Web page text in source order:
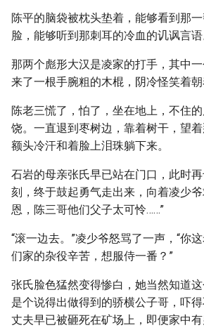
陈平的脑袋被枕头垫着，能够看到那
脸，能够听到那刺耳的冷血的讥讽言语
那两个彪形大汉是凌家的打手，其中
来了一根手腕粗的木棍，阴冷怪笑着朝
陈老三慌了，怕了，坐在地上，不住
饶。一直退到枣树边，靠着树干，望着
额头冷汗和着脸上泪珠躺下来。
石岩的母亲张氏早已站在门口，此时
刻，终于鼓起勇气走出来，向着凌少
恩，陈三哥他们父子太可怜……”
“滚一边去。”凌少爷怒骂了一声，“你
们家的杂役辛苦，想服侍一番？”
张氏脸色猛然变得惨白，她当然知道
是个说得出做得到的骄横公子哥，吓
丈夫早已被砸死在矿场上，即便家中